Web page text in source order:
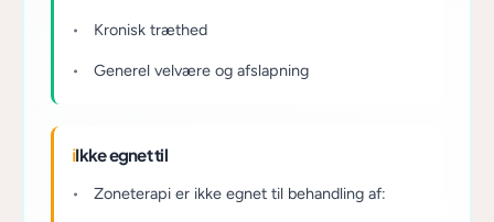
Kronisk træthed
Generel velvære og afslapning
ℹIkke egnet til
Zoneterapi er ikke egnet til behandling af: